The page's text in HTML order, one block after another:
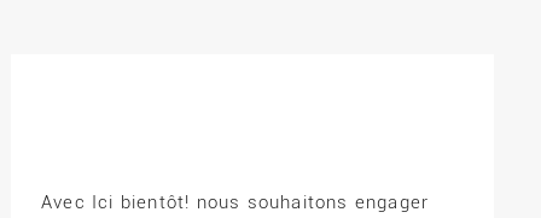
Avec Ici bientôt! nous souhaitons engager